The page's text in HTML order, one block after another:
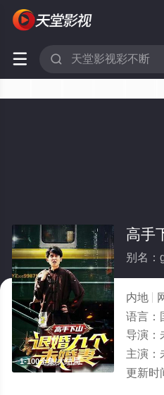
 
1-100全集/大结局
内地
语言：
导演：
主演：
更新时